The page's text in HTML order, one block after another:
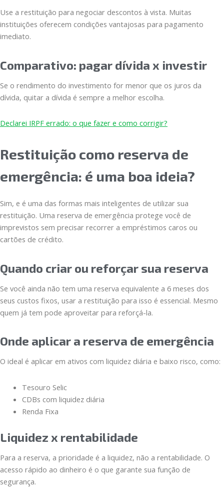
Use a restituição para negociar descontos à vista. Muitas
instituições oferecem condições vantajosas para pagamento
imediato.
Comparativo: pagar dívida x investir
Se o rendimento do investimento for menor que os juros da
dívida, quitar a dívida é sempre a melhor escolha.
Declarei IRPF errado: o que fazer e como corrigir?
Restituição como reserva de
emergência: é uma boa ideia?
Sim, e é uma das formas mais inteligentes de utilizar sua
restituição. Uma reserva de emergência protege você de
imprevistos sem precisar recorrer a empréstimos caros ou
cartões de crédito.
Quando criar ou reforçar sua reserva
Se você ainda não tem uma reserva equivalente a 6 meses dos
seus custos fixos, usar a restituição para isso é essencial. Mesmo
quem já tem pode aproveitar para reforçá-la.
Onde aplicar a reserva de emergência
O ideal é aplicar em ativos com liquidez diária e baixo risco, como:
Tesouro Selic
CDBs com liquidez diária
Renda Fixa
Liquidez x rentabilidade
Para a reserva, a prioridade é a liquidez, não a rentabilidade. O
acesso rápido ao dinheiro é o que garante sua função de
segurança.